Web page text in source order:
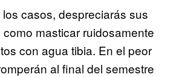
casos, despreciarás sus
masticar ruidosamente
con agua tibia. En el peor
al final del semestre